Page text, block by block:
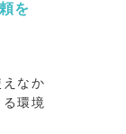
を
なか
環境